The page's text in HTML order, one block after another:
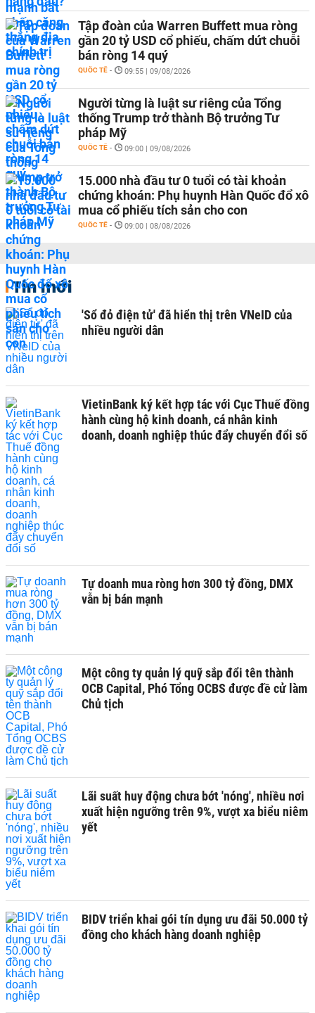
Tập đoàn của Warren Buffett mua ròng
gần 20 tỷ USD cổ phiếu, chấm dứt chuỗi
bán ròng 14 quý
QUỐC TẾ - 09:55 | 09/08/2026
Người từng là luật sư riêng của Tổng
thống Trump trở thành Bộ trưởng Tư
pháp Mỹ
QUỐC TẾ - 09:00 | 09/08/2026
15.000 nhà đầu tư 0 tuổi có tài khoản
chứng khoán: Phụ huynh Hàn Quốc đổ xô
mua cổ phiếu tích sản cho con
QUỐC TẾ - 09:00 | 08/08/2026
Tin mới
'Sổ đỏ điện tử' đã hiển thị trên VNeID của
nhiều người dân
VietinBank ký kết hợp tác với Cục Thuế đồng
hành cùng hộ kinh doanh, cá nhân kinh
doanh, doanh nghiệp thúc đẩy chuyển đổi số
Tự doanh mua ròng hơn 300 tỷ đồng, DMX
vẫn bị bán mạnh
Một công ty quản lý quỹ sắp đổi tên thành
OCB Capital, Phó Tổng OCBS được đề cử làm
Chủ tịch
Lãi suất huy động chưa bớt 'nóng', nhiều nơi
xuất hiện ngưỡng trên 9%, vượt xa biểu niêm
yết
BIDV triển khai gói tín dụng ưu đãi 50.000 tỷ
đồng cho khách hàng doanh nghiệp